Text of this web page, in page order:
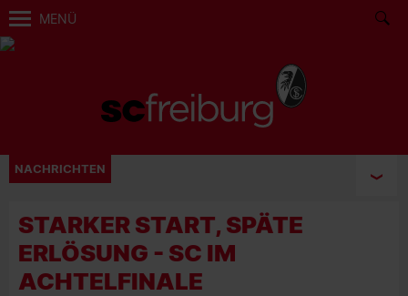
MENÜ
NACHRICHTEN
STARKER START, SPÄTE
ERLÖSUNG - SC IM
ACHTELFINALE